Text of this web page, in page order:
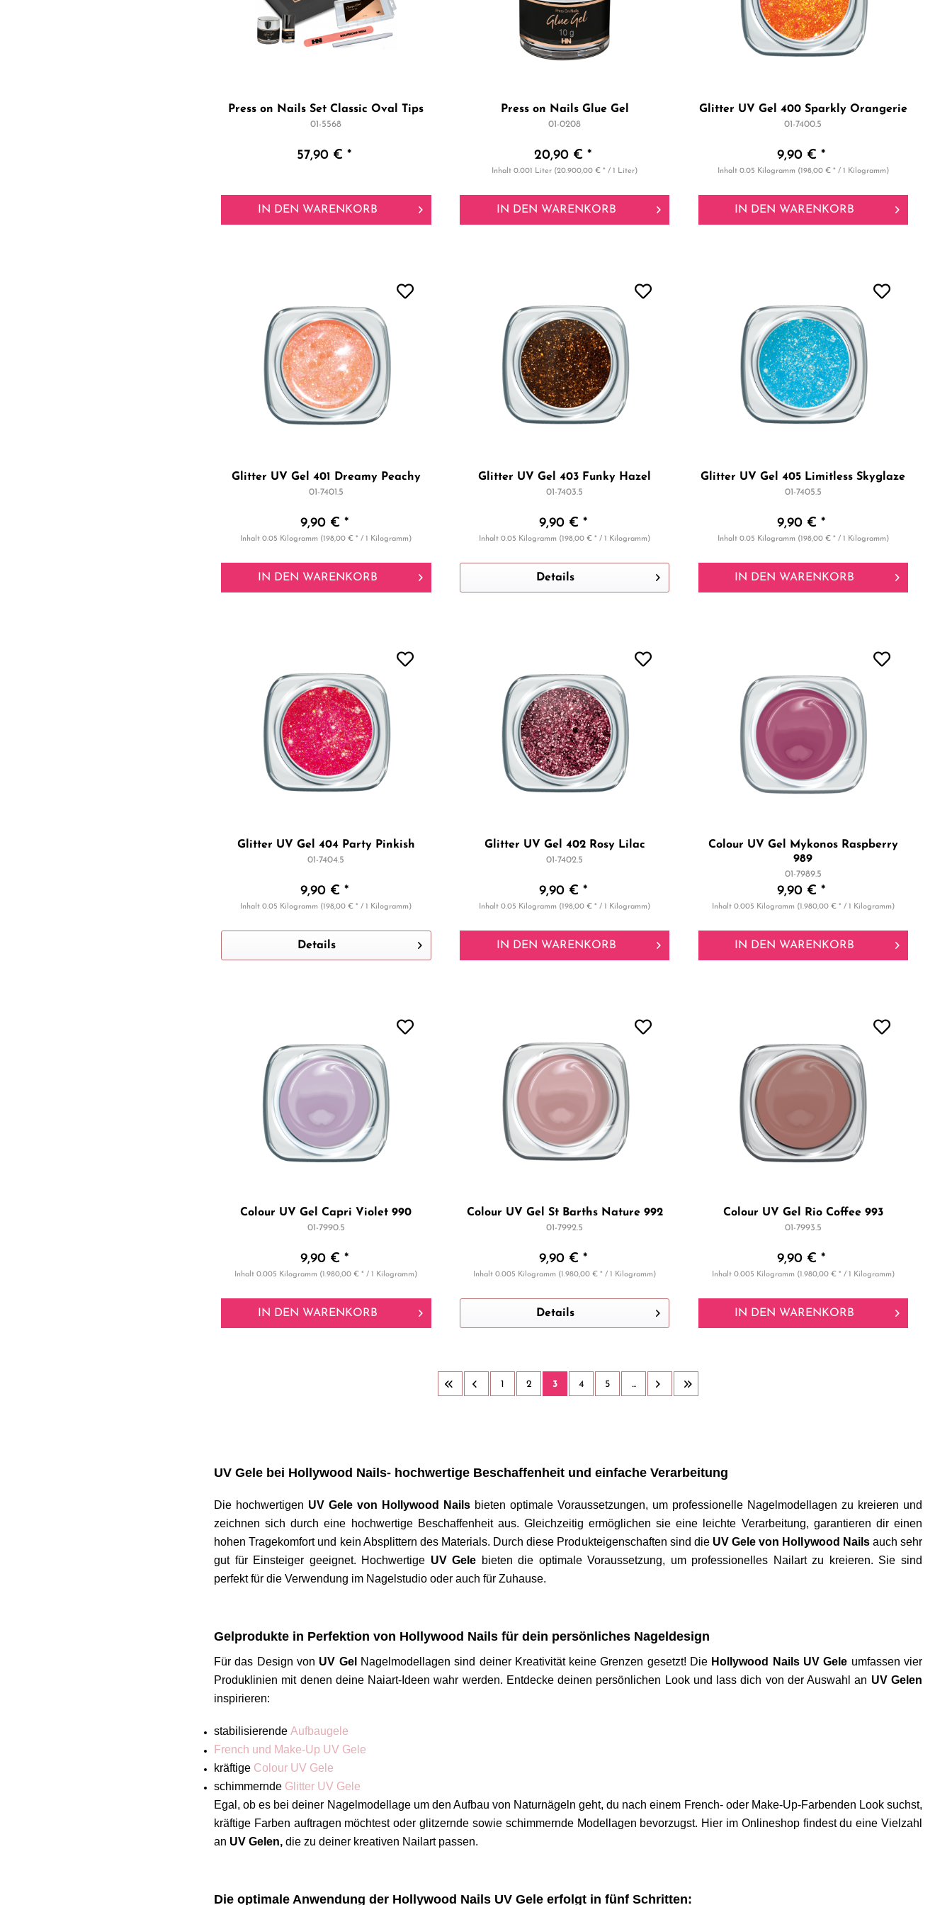
Press on Nails Set Classic Oval Tips
01-5568
57,90 € *
IN DEN WARENKORB
Press on Nails Glue Gel
01-0208
20,90 € *
Inhalt0.001 Liter (20.900,00 € * / 1 Liter)
IN DEN WARENKORB
Glitter UV Gel 400 Sparkly Orangerie
01-7400.5
9,90 € *
Inhalt 0.05 Kilogramm (198,00 € * / 1 Kilogramm)
IN DEN WARENKORB
Glitter UV Gel 401 Dreamy Peachy
01-7401.5
9,90 € *
Inhalt0.05 Kilogramm (198,00 € * / 1 Kilogramm)
IN DEN WARENKORB
Glitter UV Gel 403 Funky Hazel
01-7403.5
9,90 € *
Inhalt0.05 Kilogramm (198,00 € * / 1 Kilogramm)
Details
Glitter UV Gel 405 Limitless Skyglaze
01-7405.5
9,90 € *
Inhalt 0.05 Kilogramm (198,00 € * / 1 Kilogramm)
IN DEN WARENKORB
Glitter UV Gel 404 Party Pinkish
01-7404.5
9,90 € *
Inhalt0.05 Kilogramm (198,00 € * / 1 Kilogramm)
Details
Glitter UV Gel 402 Rosy Lilac
01-7402.5
9,90 € *
Inhalt0.05 Kilogramm (198,00 € * / 1 Kilogramm)
IN DEN WARENKORB
Colour UV Gel Mykonos Raspberry
989
01-7989.5
9,90 € *
Inhalt 0.005 Kilogramm (1.980,00 € * / 1 Kilogramm)
IN DEN WARENKORB
Colour UV Gel Capri Violet 990
01-7990.5
9,90 € *
Inhalt0.005 Kilogramm (1.980,00 € * / 1 Kilogramm)
IN DEN WARENKORB
Colour UV Gel St Barths Nature 992
01-7992.5
9,90 € *
Inhalt0.005 Kilogramm (1.980,00 € * / 1 Kilogramm)
Details
Colour UV Gel Rio Coffee 993
01-7993.5
9,90 € *
Inhalt 0.005 Kilogramm (1.980,00 € * / 1 Kilogramm)
IN DEN WARENKORB
1 2 3 4 5 ...
UV Gele bei Hollywood Nails- hochwertige Beschaffenheit und einfache Verarbeitung
Die hochwertigen UV Gele von Hollywood Nails bieten optimale Voraussetzungen, um professionelle Nagelmodellagen zu kreieren und
zeichnen sich durch eine hochwertige Beschaffenheit aus. Gleichzeitig ermöglichen sie eine leichte Verarbeitung, garantieren dir einen
hohen Tragekomfort und kein Absplittern des Materials. Durch diese Produkteigenschaften sind die UV Gele von Hollywood Nailsauch sehr
gut für Einsteiger geeignet. Hochwertige UV Gele bieten die optimale Voraussetzung, um professionelles Nailart zu kreieren. Sie sind
perfekt für die Verwendung im Nagelstudio oder auch für Zuhause.
Gelprodukte in Perfektion von Hollywood Nails für dein persönliches Nageldesign
Für das Design von UV Gel Nagelmodellagen sind deiner Kreativität keine Grenzen gesetzt! Die Hollywood Nails UV Gele umfassen vier
Produklinien mit denen deine Naiart-Ideen wahr werden. Entdecke deinen persönlichen Look und lass dich von der Auswahl an UV Gelen
inspirieren:
stabilisierende Aufbaugele
French und Make-Up UV Gele
kräftige Colour UV Gele
schimmernde Glitter UV Gele
Egal, ob es bei deiner Nagelmodellage um den Aufbau von Naturnägeln geht, du nach einem French- oder Make-Up-Farbenden Look suchst,
kräftige Farben auftragen möchtest oder glitzernde sowie schimmernde Modellagen bevorzugst. Hier im Onlineshop findest du eine Vielzahl
an UV Gelen, die zu deiner kreativen Nailart passen.
Die optimale Anwendung der Hollywood Nails UV Gele erfolgt in fünf Schritten: